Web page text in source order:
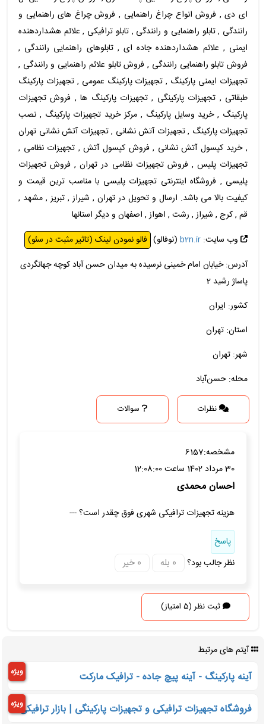
ای دی , فروش انواع چراغ راهنمایی , فروش چراغ های راهنمایی و
رانندگی , تابلو راهنمایی و رانندگی , تابلو ترافیکی , علائم هشداردهنده
ایمنی , علائم هشداردهنده جاده ای , تابلوهای راهنمایی رانندگی ,
فروش تابلو راهنمایی رانندگی , فروش تابلو علائم راهنمایی و رانندگی ,
تجهیزات ایمنی پارکینگ , تجهیزات پارکینگ عمومی , تجهیزات پارکینگ
طبقاتی , تجهیزات پارکینگی , تجهیزات پارکینگ ها , فروش تجهیزات
پارکینگ , خرید وسایل پارکینگ , مرکز خرید تجهیزات پارکینگ , نصب
تجهیزات پارکینگ , تجهیزات آتش نشانی , تجهیزات آتش نشانی تهران
, خرید کپسول آتش نشانی , فروش کپسول آتش , تجهیزات نظامی ,
تجهیزات پلیس , فروش تجهیزات نظامی در تهران , فروش تجهیزات
پلیسی , فروشگاه اینترنتی تجهیزات پلیسی با مناسب ترین قیمت و
کیفیت بالا می باشد. ارسال و تحویل در تهران , شیراز , تبریز , مشهد ,
قم , کرج , شیراز , رشت , اهواز , اصفهان و دیگر استانها
وب سایت:b2n.ir (نوفالو) فالو نمودن لینک (تاثیر مثبت در سئو)
آدرس: خیابان امام خمینی نرسیده به میدان حسن آباد کوچه جهانگردی
پاساژ رشید 2
کشور: ایران
استان: تهران
شهر: تهران
محله: حسن‌آباد
نظرات سوالات
مشخصه:6157
30 مرداد 1402 ساعت 12:08:00
احسان محمدی
هزینه تجهیزات ترافیکی شهری فوق چقدر است؟ ---
پاسخ
نظر جالب بود؟
ثبت نظر (5 امتیاز)
آیتم های مرتبط
آینه پارکینگ - آینه پیچ جاده - ترافیک مارکت ویژه
فروشگاه تجهیزات ترافیکی و تجهیزات پارکینگی | بازار ترافیکیویژه